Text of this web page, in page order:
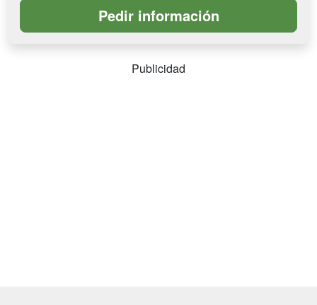
Publicidad